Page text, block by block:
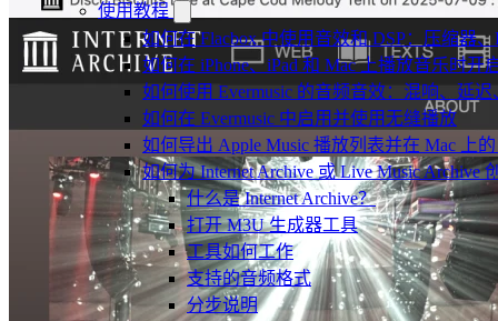
使用教程
如何在 Flacbox 中使用音效和 DSP：压缩器
如何在 iPhone、iPad 和 Mac 上播放音乐时开
如何使用 Evermusic 的音频音效：混响、延
如何在 Evermusic 中启用并使用无缝播放
如何导出 Apple Music 播放列表并在 Mac 上
如何为 Internet Archive 或 Live Music Archive
什么是 Internet Archive？
打开 M3U 生成器工具
工具如何工作
支持的音频格式
分步说明